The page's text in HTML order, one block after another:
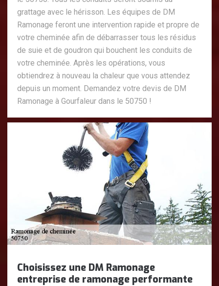
grattage avec le hérisson. Les équipes de DM
Ramonage feront une intervention rapide et propre de
votre cheminée afin de débarrasser tous les résidus
de suie et de goudron qui bouchent les conduits de
votre cheminée. Après les opérations, vous
obtiendrez à nouveau la chaleur que vous attendez
depuis un moment. Demandez votre devis de DM
Ramonage à Gourfaleur dans le 50750 !
Choisissez une DM Ramonage
entreprise de ramonage performante